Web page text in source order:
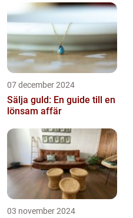
07 december 2024
Sälja guld: En guide till en
lönsam affär
03 november 2024